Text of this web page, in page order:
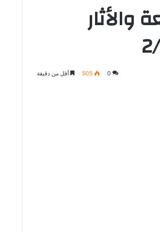
والأثار
0
505 أقل من دقيقة